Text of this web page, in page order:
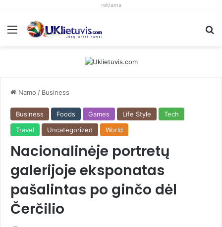
reklama
Meniu
Namo / Business
Business Foods Games Life Style
Tech
Travel
Uncategorized World
Nacionalinėje portretų
galerijoje eksponatas
pašalintas po ginčo dėl
Čerčilio